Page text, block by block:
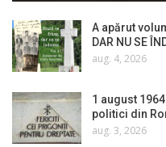
A apărut
DAR NU SE
aug. 4, 2026
1 august
politici din
aug. 3, 2026